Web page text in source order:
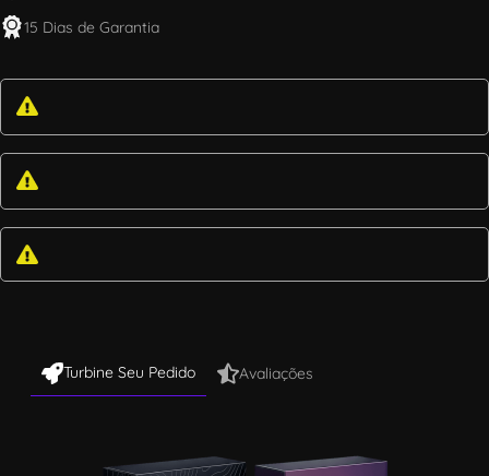
15 Dias de Garantia
Turbine Seu Pedido Avaliações